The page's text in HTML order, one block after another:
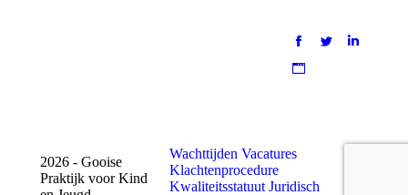
2026 - Gooise
Praktijk voor Kind
Wachttijden Vacatures
Klachtenprocedure
Kwaliteitsstatuut Juridisch